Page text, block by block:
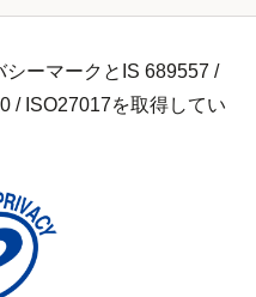
ーマークとIS 689557 /
/ ISO27017を取得してい